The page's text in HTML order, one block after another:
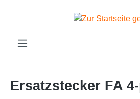
Zum Hauptinhalt springen
Ersatzstecker FA